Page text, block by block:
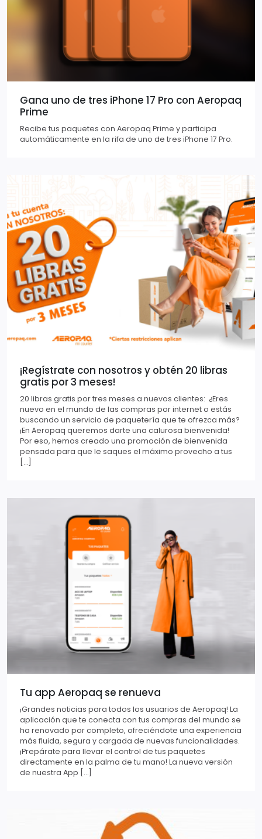
Gana uno de tres iPhone 17 Pro con Aeropaq
Prime
Recibe tus paquetes con Aeropaq Prime y participa
automáticamente en la rifa de uno de tres iPhone 17 Pro.
¡Regístrate con nosotros y obtén 20 libras
gratis por 3 meses!
20 libras gratis por tres meses a nuevos clientes: ¿Eres
nuevo en el mundo de las compras por internet o estás
buscando un servicio de paquetería que te ofrezca más?
¡En Aeropaq queremos darte una calurosa bienvenida!
Por eso, hemos creado una promoción de bienvenida
pensada para que le saques el máximo provecho a tus
[…]
Tu app Aeropaq se renueva
¡Grandes noticias para todos los usuarios de Aeropaq! La
aplicación que te conecta con tus compras del mundo se
ha renovado por completo, ofreciéndote una experiencia
más fluida, segura y cargada de nuevas funcionalidades.
¡Prepárate para llevar el control de tus paquetes
directamente en la palma de tu mano! La nueva versión
de nuestra App […]